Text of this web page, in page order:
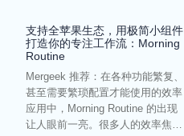
支持全苹果生态，用极简小组件
打造你的专注工作流：Morning
Routine
Mergeek 推荐：在各种功能繁复、
甚至需要繁琐配置才能使用的效率
应用中，Morning Routine 的出现
让人眼前一亮。很多人的效率焦